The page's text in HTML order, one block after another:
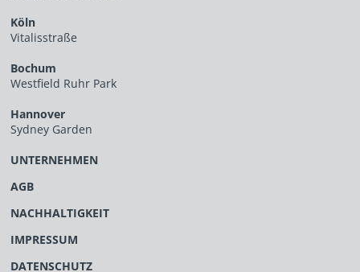
Köln
Vitalisstraße
Bochum
Westfield Ruhr Park
Hannover
Sydney Garden
UNTERNEHMEN
AGB
NACHHALTIGKEIT
IMPRESSUM
DATENSCHUTZ